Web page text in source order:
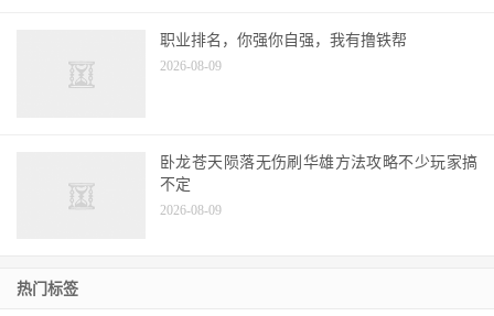
职业排名，你强你自强，我有撸铁帮
2026-08-09
卧龙苍天陨落无伤刷华雄方法攻略不少玩家搞
不定
2026-08-09
热门标签